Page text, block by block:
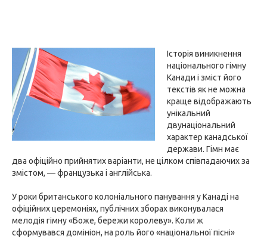
Історія виникнення
національного гімну
Канади і зміст його
текстів як не можна
краще відображають
унікальний
двунаціональний
характер канадської
держави. Гімн має
два офіційно прийнятих варіанти, не цілком співпадаючих за
змістом, — французька і англійська.
У роки британського колоніального панування у Канаді на
офіційних церемоніях, публічних зборах виконувалася
мелодія гімну «Боже, бережи королеву». Коли ж
сформувався домініон, на роль його «національної пісні»